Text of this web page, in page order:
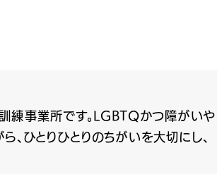
練事業所です。LGBTQかつ障がいや
ひとりひとりのちがいを大切にし、